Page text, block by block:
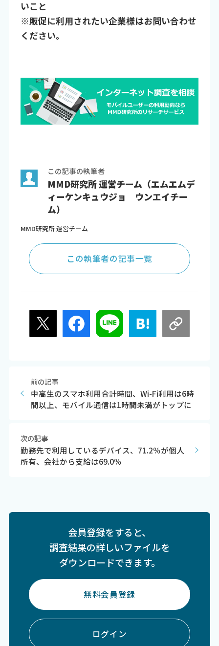
いこと
※販促に利用されたい企業様はお問い合わせ
ください。
この記事の執筆者
MMD研究所 運営チーム（エムエムデ
ィーケンキュウジョ ウンエイチー
ム）
MMD研究所 運営チーム
この執筆者の記事一覧
前の記事
中高生のスマホ利用合計時間、Wi-Fi利用は6時
間以上、モバイル通信は1時間未満がトップに
次の記事
勤務先で利用しているデバイス、71.2％が個人
所有、会社から支給は69.0％
会員登録をすると、
調査結果の詳しいファイルを
ダウンロードできます。
無料会員登録
ログイン